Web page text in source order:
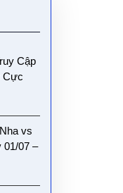
Cập
Cực
vs
01/07 –